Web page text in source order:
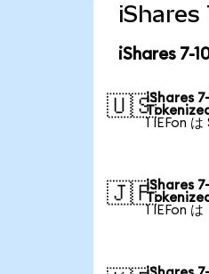
iShares
iShares 7-
🇺🇸iShares
1 IEFon は
🇯🇵iShares
1 IEFon